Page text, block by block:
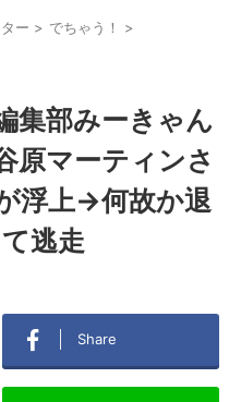
ー > でちゃう！ >
集部みーきゃん
原マーティンさ
浮上→何故か退
逃走
Share